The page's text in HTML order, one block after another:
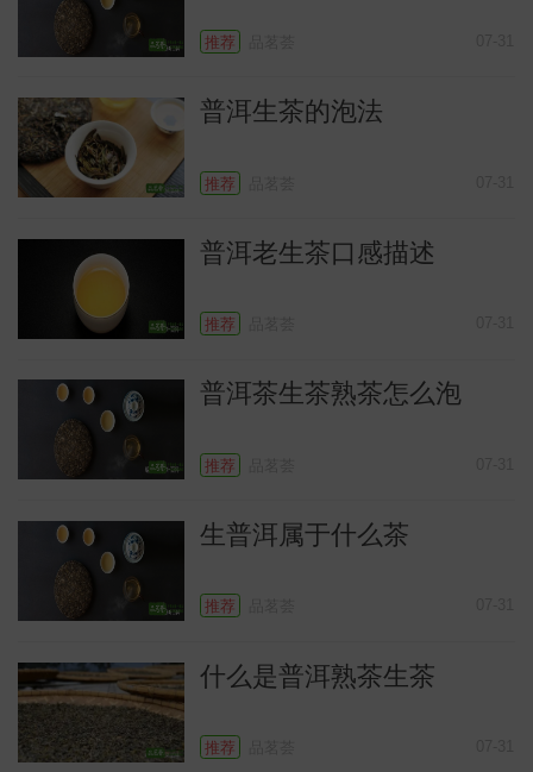
推荐
普洱生茶的泡法
推荐
普洱老生茶口感描述
推荐
普洱茶生茶熟茶怎么泡
推荐
生普洱属于什么茶
推荐
什么是普洱熟茶生茶
推荐